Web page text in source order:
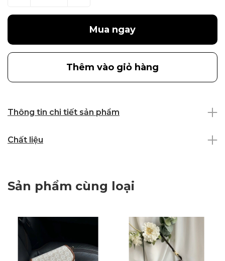
Mua ngay
Thêm vào giỏ hàng
Thông tin chi tiết sản phẩm
Chất liệu
Sản phẩm cùng loại